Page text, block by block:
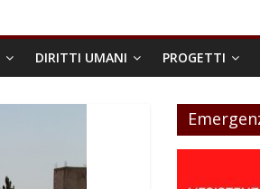
DIRITTI UMANI PROGETTI